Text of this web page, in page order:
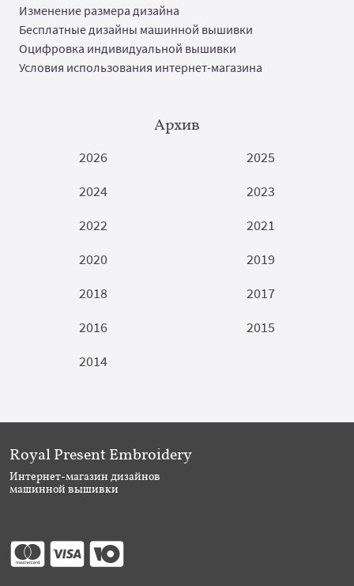
Изменение размера дизайна
Бесплатные дизайны машинной вышивки
Оцифровка индивидуальной вышивки
Условия использования интернет-магазина
Архив
2026
2025
2024
2023
2022
2021
2020
2019
2018
2017
2016
2015
2014
Royal Present Embroidery
Интернет-магазин дизайнов
машинной вышивки